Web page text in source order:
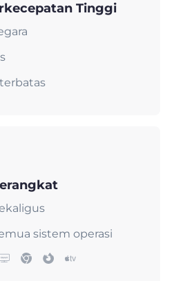
Tinggi
sistem operasi